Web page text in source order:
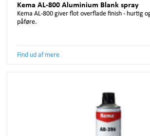
Kema AL-800 Aluminium Blank spray
Kema AL-800 giver flot overflade finish - hurtig
påføre.
Find ud af mere